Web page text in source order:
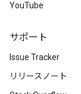
YouTube
サポート
Issue Tracker
リリースノート